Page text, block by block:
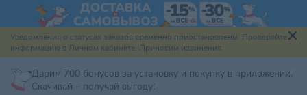
Уведомления о статусах заказов временно приостановлены. Проверяйте
информацию в Личном кабинете. Приносим извинения.
Дарим 700 бонусов за установку и покупку в приложении.
Скачивай – получай выгоду!